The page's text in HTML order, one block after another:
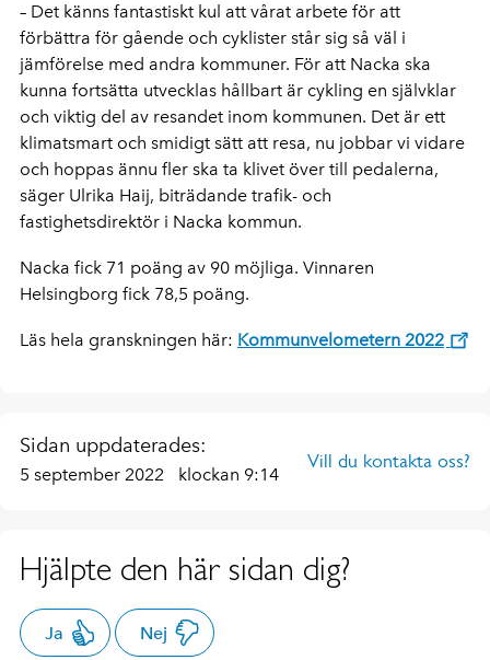
– Det känns fantastiskt kul att vårat arbete för att
förbättra för gående och cyklister står sig så väl i
jämförelse med andra kommuner. För att Nacka ska
kunna fortsätta utvecklas hållbart är cykling en självklar
och viktig del av resandet inom kommunen. Det är ett
klimatsmart och smidigt sätt att resa, nu jobbar vi vidare
och hoppas ännu fler ska ta klivet över till pedalerna,
säger Ulrika Haij, biträdande trafik- och
fastighetsdirektör i Nacka kommun.
Nacka fick 71 poäng av 90 möjliga. Vinnaren
Helsingborg fick 78,5 poäng.
Läs hela granskningen här: Kommunvelometern 2022
Sidan uppdaterades:
5 september 2022 klockan 9:14
Vill du kontakta oss?
Hjälpte den här sidan dig?
Ja Nej